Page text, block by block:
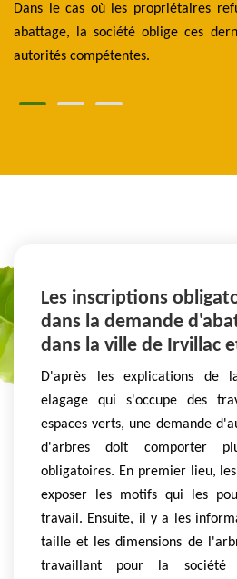
Dans le cas où les propriétaires
abattage, la société oblige ces
autorités compétentes.
Les inscriptions
dans la demande
dans la ville de Irvillac
D'après les explications de
elagage qui s'occupe des
espaces verts, une demande
d'arbres doit comporter
obligatoires. En premier lieu,
exposer les motifs qui les
travail. Ensuite, il y a les
taille et les dimensions de
travaillant pour la société